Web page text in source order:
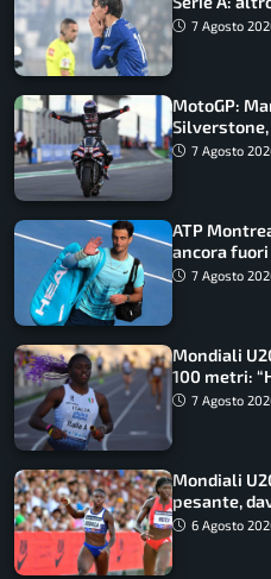
7 Agosto
MotoGP:
7 Agosto
ATP
ancora fuori
7 Agosto
Mondiali
100 metri:
7 Agosto
Mondiali
pesante,
Non ho nulla
6 Agosto